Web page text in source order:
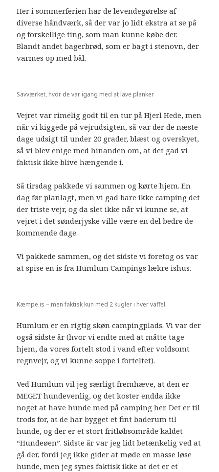
Her i sommerferien har de levendegørelse af
diverse håndværk, så der var jo lidt ekstra at se på
og forskellige ting, som man kunne købe der.
Blandt andet bagerbrød, som er bagt i stenovn, der
varmes op med bål.
Savværket, hvor de var igang med at lave planker
Vejret var rimelig godt til en tur på Hjerl Hede, men
når vi kiggede på vejrudsigten, så var der de næste
dage udsigt til under 20 grader, blæst og overskyet,
så vi blev enige med hinanden om, at det gad vi
faktisk ikke blive hængende i.
Så tirsdag pakkede vi sammen og kørte hjem. En
dag før planlagt, men vi gad bare ikke camping det
der triste vejr, og da slet ikke når vi kunne se, at
vejret i det sønderjyske ville være en del bedre de
kommende dage.
Vi pakkede sammen, og det sidste vi foretog os var
at spise en is fra Humlum Campings lækre ishus.
Kæmpe is – men faktisk kun med 2 kugler i hver vaffel.
Humlum er en rigtig skøn campingplads. Vi var der
også sidste år (hvor vi endte med at måtte tage
hjem, da vores fortelt stod i vand efter voldsomt
regnvejr, og vi kunne soppe i forteltet).
Ved Humlum vil jeg særligt fremhæve, at den er
MEGET hundevenlig, og det koster endda ikke
noget at have hunde med på camping her. Det er til
trods for, at de har bygget et fint baderum til
hunde, og der er et stort fritløbsområde kaldet
“Hundeøen”. Sidste år var jeg lidt betænkelig ved at
gå der, fordi jeg ikke gider at møde en masse løse
hunde, men jeg synes faktisk ikke at det er et